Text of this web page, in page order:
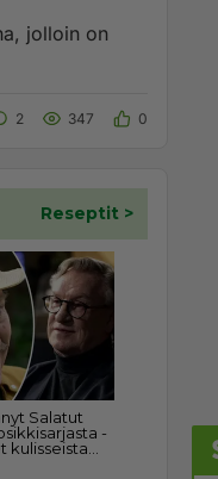
jolloin on
2 347 0